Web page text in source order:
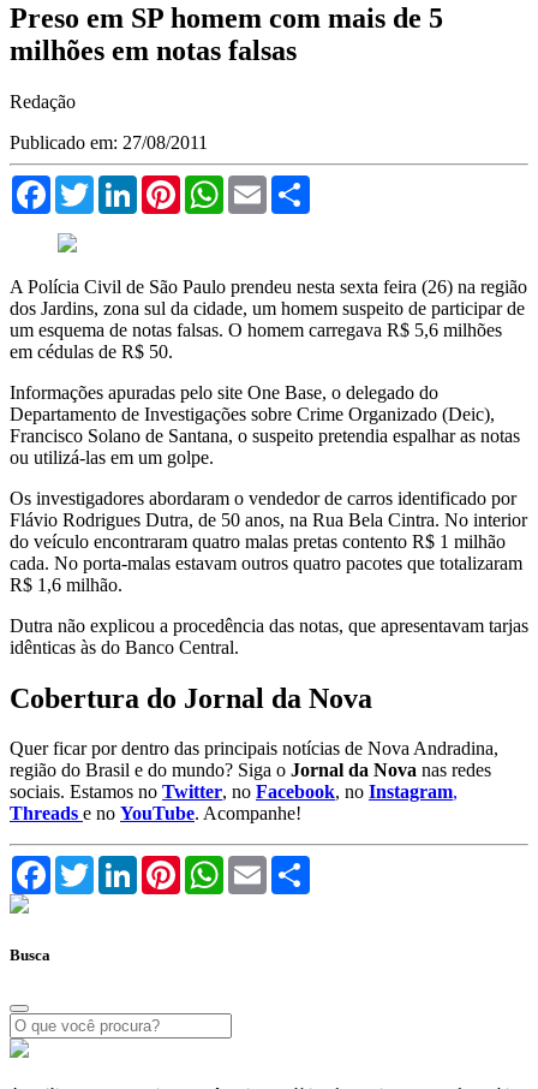
Preso em SP homem com mais de 5
milhões em notas falsas
Redação
Publicado em: 27/08/2011
FacebookTwitterLinkedInPinterestWhatsApp
Email
A Polícia Civil de São Paulo prendeu nesta sexta feira (26) na região
dos Jardins, zona sul da cidade, um homem suspeito de participar de
um esquema de notas falsas. O homem carregava R$ 5,6 milhões
em cédulas de R$ 50.
Informações apuradas pelo site One Base, o delegado do
Departamento de Investigações sobre Crime Organizado (Deic),
Francisco Solano de Santana, o suspeito pretendia espalhar as notas
ou utilizá-las em um golpe.
Os investigadores abordaram o vendedor de carros identificado por
Flávio Rodrigues Dutra, de 50 anos, na Rua Bela Cintra. No interior
do veículo encontraram quatro malas pretas contento R$ 1 milhão
cada. No porta-malas estavam outros quatro pacotes que totalizaram
R$ 1,6 milhão.
Dutra não explicou a procedência das notas, que apresentavam tarjas
idênticas às do Banco Central.
Cobertura do Jornal da Nova
Quer ficar por dentro das principais notícias de Nova Andradina,
região do Brasil e do mundo? Siga o Jornal da Nova nas redes
sociais. Estamos no Twitter, no Facebook, no Instagram,
Threads e no YouTube. Acompanhe!
FacebookTwitterLinkedInPinterestWhatsApp
Email
Busca